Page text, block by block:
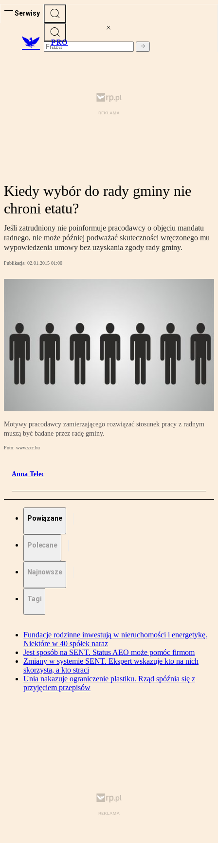
Serwisy
PRO
Kiedy wybór do rady gminy nie
chroni etatu?
Jeśli zatrudniony nie poinformuje pracodawcy o objęciu mandatu
radnego, nie może później podważać skuteczności wręczonego mu
wypowiedzenia umowy bez uzyskania zgody rady gminy.
Publikacja: 02.01.2015 01:00
Motywy pracodawcy zamierzającego rozwiązać stosunek pracy z radnym
muszą być badane przez radę gminy.
Foto: www.sxc.hu
Anna Telec
Powiązane
Polecane
Najnowsze
Tagi
Fundacje rodzinne inwestują w nieruchomości i energetykę.
Niektóre w 40 spółek naraz
Jest sposób na SENT. Status AEO może pomóc firmom
Zmiany w systemie SENT. Ekspert wskazuje kto na nich
skorzysta, a kto straci
Unia nakazuje ograniczenie plastiku. Rząd spóźnia się z
przyjęciem przepisów